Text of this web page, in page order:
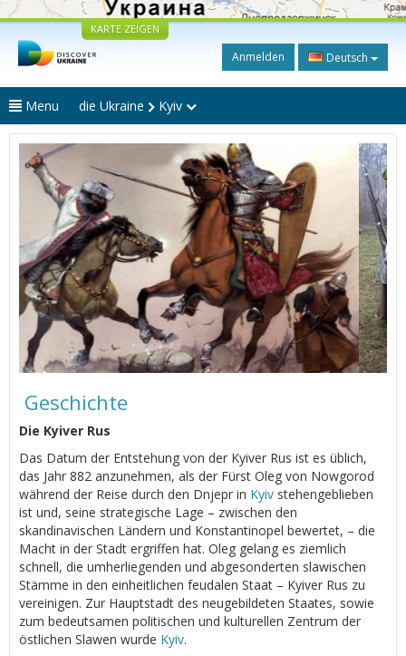
KARTE ZEIGEN
Anmelden Deutsch
Menu die Ukraine Kyiv
Geschichte
Die Kyiver Rus
Das Datum der Entstehung von der Kyiver Rus ist es üblich,
das Jahr 882 anzunehmen, als der Fürst Oleg von Nowgorod
während der Reise durch den Dnjepr in Kyiv stehengeblieben
ist und, seine strategische Lage – zwischen den
skandinavischen Ländern und Konstantinopel bewertet, – die
Macht in der Stadt ergriffen hat. Oleg gelang es ziemlich
schnell, die umherliegenden und abgesonderten slawischen
Stämme in den einheitlichen feudalen Staat – Kyiver Rus zu
vereinigen. Zur Hauptstadt des neugebildeten Staates, sowie
zum bedeutsamen politischen und kulturellen Zentrum der
östlichen Slawen wurde Kyiv.